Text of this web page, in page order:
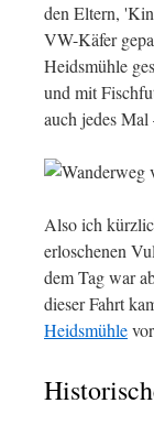
den Eltern,
VW-Käfer
Heidsmühle
und mit
auch jedes
Also ich
erloschenen
dem Tag war
dieser Fahrt
Heidsmühle